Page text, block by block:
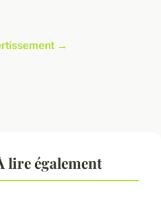
→
lire également